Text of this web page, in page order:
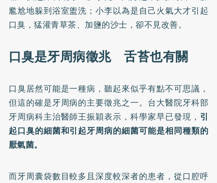
尷尬地躲到浴室盥洗；小李以為是自己火氣大才引起
口臭，猛灌青草茶、加鹽的沙士，卻不見改善。
口臭是牙周病徵兆 舌苔也有關
口臭居然可能是一種病，聽起來似乎有點不可思議，
但這的確是牙周病的主要徵兆之一。台大醫院牙科部
牙周病科主治醫師王振穎表示，科學家早已發現， 引
起口臭的細菌和引起牙周病的細菌可能是相同種類的
厭氣菌。
而牙周囊袋數目較多且深度較深者的患者，從口腔呼